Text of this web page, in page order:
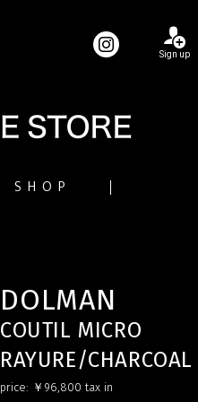
Sign up
SHOP
DOLMAN
COUTIL MICRO
RAYURE/CHARCOAL
price: ￥96,800 tax in